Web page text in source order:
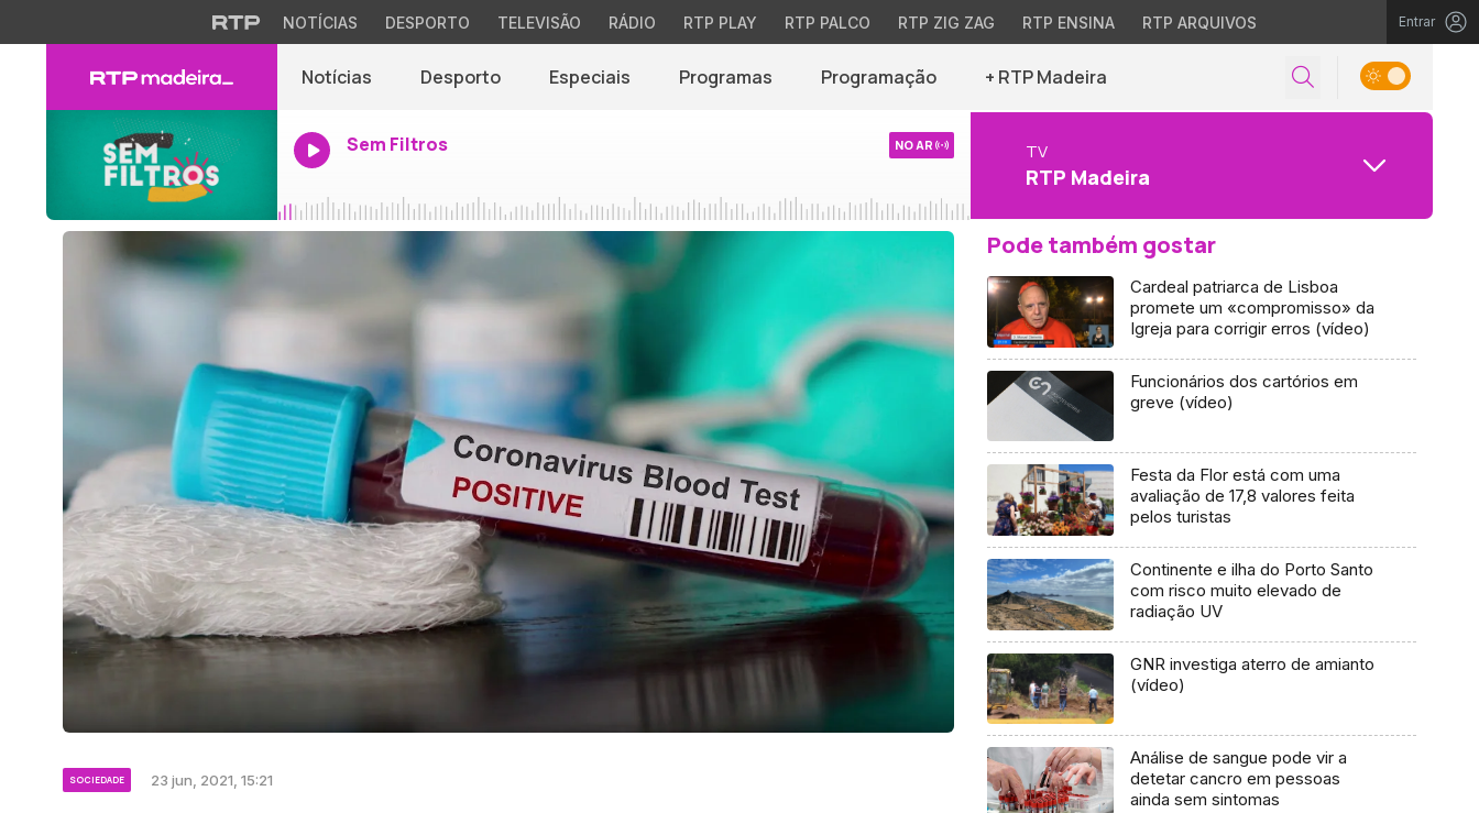
NOTÍCIAS DESPORTO TELEVISÃO RÁDIO RTP PLAY RTP PALCO RTP ZIG ZAG RTP ENSINA RTP ARQUIVOS Entrar
Notícias Desporto Especiais Programas Programação + RTP Madeira
Sem Filtros NO AR TV
RTP Madeira
SOCIEDADE 23 jun, 2021, 15:21
Pode também gostar
Cardeal patriarca de Lisboa
promete um «compromisso» da
Igreja para corrigir erros (vídeo)
Funcionários dos cartórios em
greve (vídeo)
Festa da Flor está com uma
avaliação de 17,8 valores feita
pelos turistas
Continente e ilha do Porto Santo
com risco muito elevado de
radiação UV
GNR investiga aterro de amianto
(vídeo)
Análise de sangue pode vir a
detetar cancro em pessoas
ainda sem sintomas